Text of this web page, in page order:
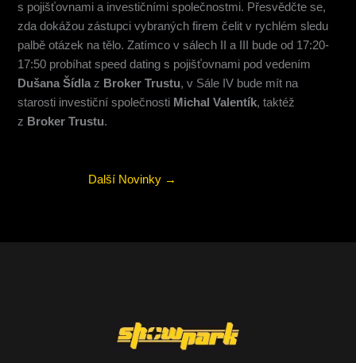
s pojišťovnami a investičními společnostmi. Přesvědčte se,
zda dokážou zástupci vybraných firem čelit v rychlém sledu
palbě otázek na tělo. Zatímco v sálech II a III bude od 17:20-
17:50 probíhat speed dating s pojišťovnami pod vedením
Dušana Šídla z Broker Trustu, v Sále IV bude mít na
starosti investiční společnosti Michal Valentík, taktéž
z Broker Trustu.
Další Novinky →